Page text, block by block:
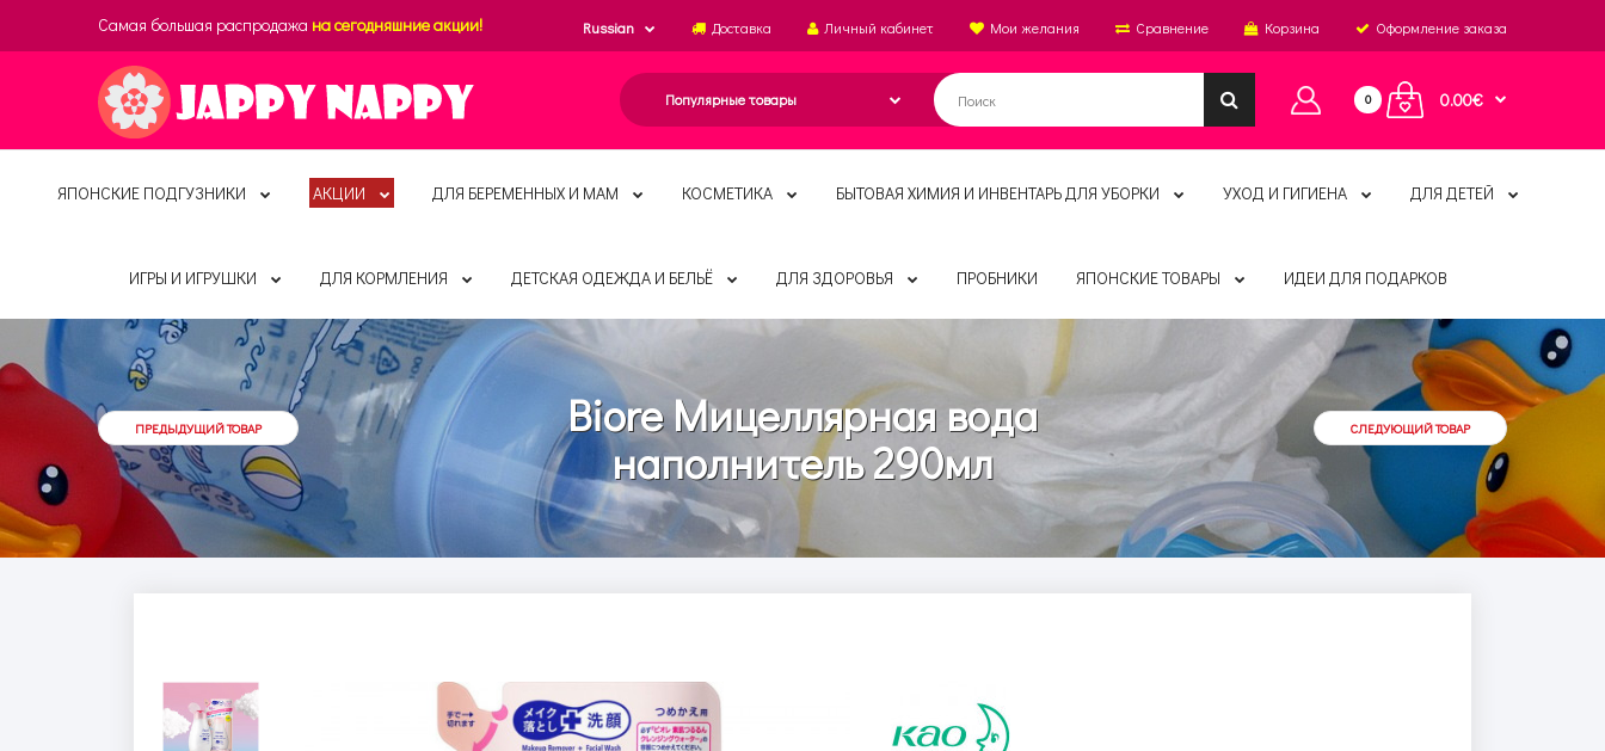
Самая большая распродажа на сегодняшние акции! Russian Доставка Личный кабинет Мои желания Сравнение Корзина Оформление заказа
0 0.00€
ЯПОНСКИЕ ПОДГУЗНИКИ АКЦИИ ДЛЯ БЕРЕМЕННЫХ И МАМ КОСМЕТИКА БЫТОВАЯ ХИМИЯ И ИНВЕНТАРЬ ДЛЯ УБОРКИ УХОД И ГИГИЕНА ДЛЯ ДЕТЕЙ
ИГРЫ И ИГРУШКИ ДЛЯ КОРМЛЕНИЯ ДЕТСКАЯ ОДЕЖДА И БЕЛЬЁ ДЛЯ ЗДОРОВЬЯ ПРОБНИКИ ЯПОНСКИЕ ТОВАРЫ ИДЕИ ДЛЯ ПОДАРКОВ
ПРЕДЫДУЩИЙ ТОВАР
Biore Мицеллярная вода
наполнитель 290мл
СЛЕДУЮЩИЙ ТОВАР